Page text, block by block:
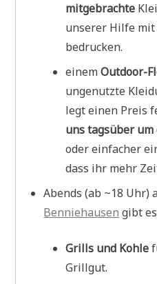
mitgebrachte
unserer Hilfe
bedrucken.
einemOutdoor-
ungenutzte
legt einen Preis
uns tagsüber
oder einfacher
dass ihr mehr
Abends (ab ~18 Uhr)
Benniehausen gibt
Grills und Kohle
Grillgut.